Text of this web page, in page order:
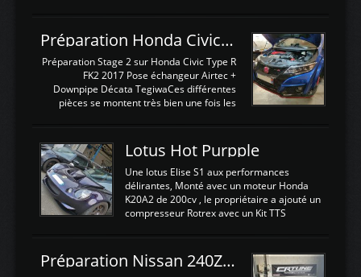
d'envoyer l'information de la large bande
dans le boitier. sydney sweeney deepfake
La sortie 0-5V de l'afr sera connectée sur
l'entrée AN Volt 8 et GndAN pour
Analogique, et Volt car l'information est une
tension (Pas une résistance variable d'un
est temps de brancher le ...
Préparation Honda Civic Type R FK2
Préparation Stage 2 sur Honda Civic Type R
FK2 2017 Pose échangeur Airtec +
Downpipe Décata TegiwaCes différentes
pièces se montent très bien une fois les
légere découpe du plastique inferieur,
negénant en rien la structure ou le
fonctionnement du fond plat. Une
reprogrammation Stage 2 est faite sur le
calculateur d'origine. Une alternative
économique au passage sur Hondata
d'origine 310cv et 400Nn , Une fois
reprogrammé et les ...
Lotus Hot Purpple
Une lotus Elise S1 aux performances
délirantes, Monté avec un moteur Honda
K20A2 de 200cv , le propriétaire a ajouté un
compresseur Rotrex avec un Kit TTS
d'augmenter la puissance de son moteur:
un watercooler a été ajouté. 300Cv sans
Préparation Nissan 240Z SR20DET